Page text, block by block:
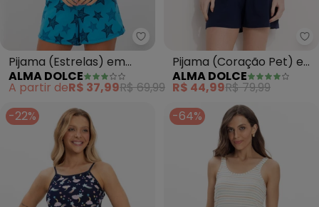
Alma Dolce - Pijama (Estrelas)
Pijama (Estrelas) em
Malha
ALMA DOLCE
A partir deR$ 37,99R$ 69,99
Pijama (Coração Pet) em
Malha de Algodão
ALMA DOLCE
R$ 44,99R$ 79,99
-22%
-64%